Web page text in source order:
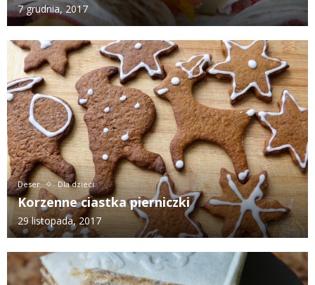
7 grudnia, 2017
Deser Dla dzieci
Korzenne ciastka pierniczki
29 listopada, 2017